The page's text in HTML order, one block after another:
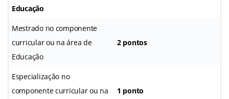
Educação
Mestrado no componente
curricular ou na área de
Educação
2 pontos
Especialização no
componente curricular ou na
1 ponto